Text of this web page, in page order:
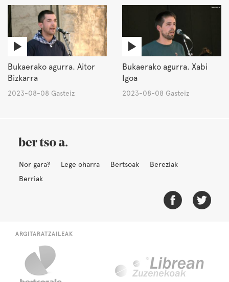
Bukaerako agurra. Aitor
Bizkarra
2023-08-08 Gasteiz
Bukaerako agurra. Xabi
Igoa
2023-08-08 Gasteiz
Nor gara? Lege oharra Bertsoak
Bereziak
Berriak
ARGITARATZAILEAK